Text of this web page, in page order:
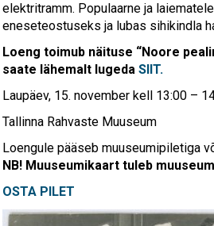
elektritramm. Populaarne ja
eneseteostuseks ja lubas sihikindla
Loeng toimub näituse “Noore
saate lähemalt lugeda SIIT.
Laupäev, 15. november kell 13:00 –
Tallinna Rahvaste Muuseum
Loengule pääseb muuseumipiletiga
NB! Muuseumikaart tuleb
OSTA PILET